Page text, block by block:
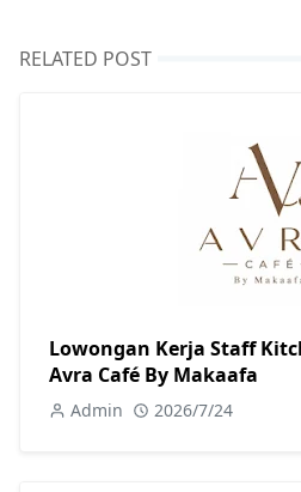
RELATED POST
Lowongan Kerja Staff
Avra Café By Makaafa
Admin 2026/7/24